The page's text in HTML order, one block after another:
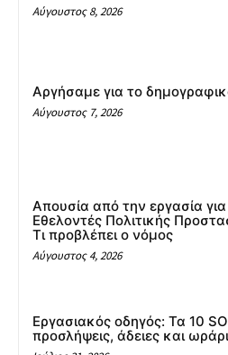
Αύγουστος 8, 2026
Αργήσαμε για το
Αύγουστος 7, 2026
Απουσία από την εργασία για
Εθελοντές Πολιτικής
Τι προβλέπει ο νόμος
Αύγουστος 4, 2026
Εργασιακός οδηγός: Τα 10
προσλήψεις, άδειες και